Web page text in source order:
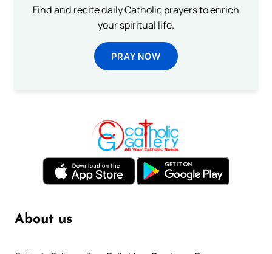
Find and recite daily Catholic prayers to enrich
your spiritual life.
PRAY NOW
About us